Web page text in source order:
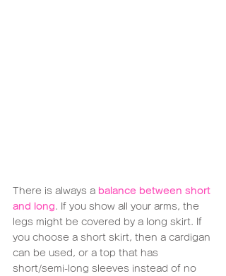
There is always a balance between short
and long. If you show all your arms, the
legs might be covered by a long skirt. If
you choose a short skirt, then a cardigan
can be used, or a top that has
short/semi-long sleeves instead of no